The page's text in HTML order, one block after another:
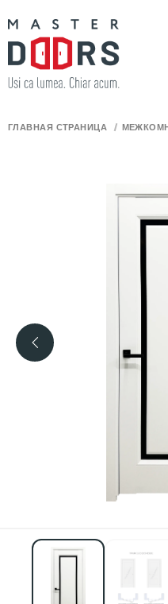
ГЛАВНАЯ СТРАНИЦА